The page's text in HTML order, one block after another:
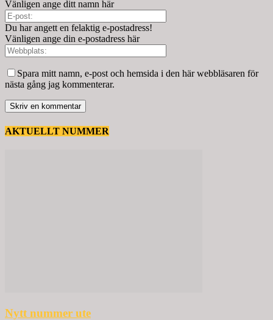
Vänligen ange ditt namn här
Du har angett en felaktig e-postadress!
Vänligen ange din e-postadress här
Spara mitt namn, e-post och hemsida i den här webbläsaren för
nästa gång jag kommenterar.
AKTUELLT NUMMER
Nytt nummer ute